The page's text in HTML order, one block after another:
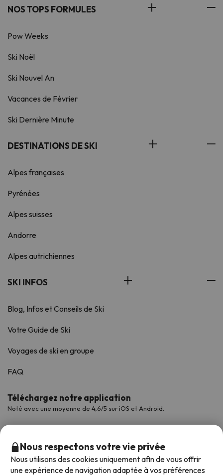
NOS TOPS FORMULES
Pow Weeks
Ski Noël
Ski Nouvel An
Vacances de Février
Ski Dernière Minute
DESTINATIONS DE SKI
Alpes françaises
Pyrénées
Alpes suisses
Andorre
Alpes autrichiennes
SKI INFOS
Blog, Infos et Conseils de Ski
Votre Guide de Ski
Voyages de ski en groupe
FAQ
Téléchargez notre application
Noté avec une moyenne de 4,6/5 sur iOS et Android.
Nous respectons votre vie privée
Nous utilisons des cookies uniquement afin de vous offrir
une expérience de navigation adaptée à vos préférences